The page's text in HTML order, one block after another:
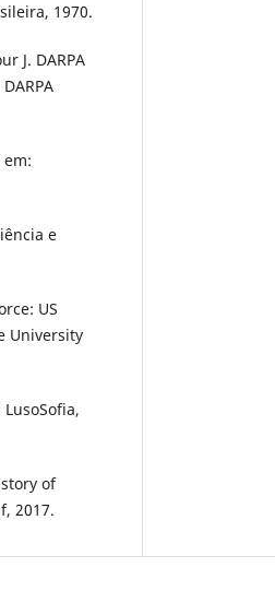
1970.
J. DARPA
em:
e
US
University
of
2017.